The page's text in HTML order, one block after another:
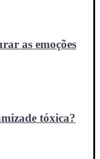
as emoções
tóxica?